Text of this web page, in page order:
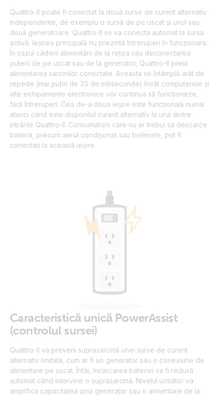
Quattro-II poate fi conectat la două surse de curent alternativ
independente, de exemplu o sursă de pe uscat și unul sau
două generatoare. Quattro-II se va conecta automat la sursa
activă. Ieșirea principală nu prezintă întreruperi în funcționare.
În cazul căderii alimentării de la rețea sau deconectarea
puterii de pe uscat sau de la generator, Quattro-II preia
alimentarea sarcinilor conectate. Aceasta se întâmplă atât de
repede (mai puțin de 20 de milisecunde) încât computerele și
alte echipamente electronice vor continua să funcționeze,
fără întreruperi. Cea de-a doua ieșire este funcțională numai
atunci când este disponibil curent alternativ la una dintre
intrările Quattro-II. Consumatorii care nu ar trebui să descarce
bateria, precum aerul condiționat sau boilerele, pot fi
conectați la această ieșire.
Caracteristică unică PowerAssist
(controlul sursei)
Quattro-II va preveni suprasarcină unei surse de curent
alternativ limitată, cum ar fi un generator sau o conexiune de
alimentare pe uscat. Întâi, încărcarea bateriei va fi redusă
automat când intervine o suprasarcină. Nivelul următor va
amplifica capacitatea unui generator sau o alimentare de la